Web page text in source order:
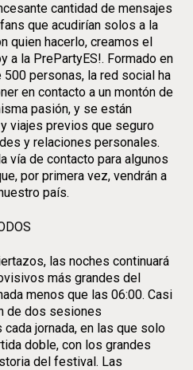
cantidad de mensajes
que acudirían solos a la
quien hacerlo, creamos el
a la PrePartyES!. Formado en
personas, la red social ha
en contacto a un montón de
pasión, y se están
viajes previos que seguro
y relaciones personales.
vía de contacto para algunos
por primera vez, vendrán a
país.
las noches continuará
más grandes del
menos que las 06:00. Casi
de dos sesiones
jornada, en las que solo
doble, con los grandes
del festival. Las